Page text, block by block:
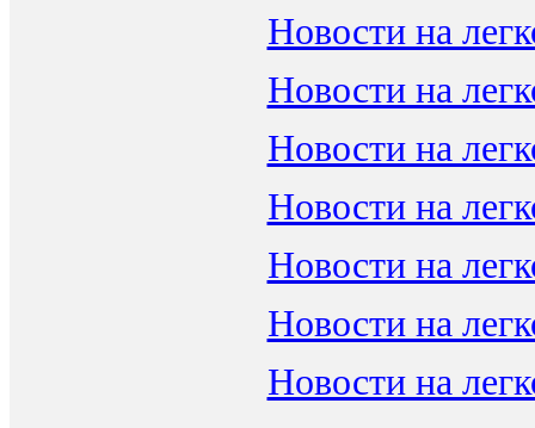
Новости на
Новости на
Новости на
Новости на
Новости на
Новости на
Новости на